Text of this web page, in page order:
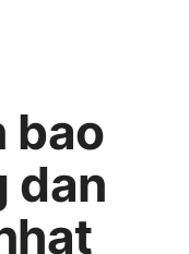
bao
dan